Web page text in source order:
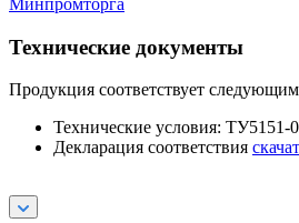
Минпромторга
Технические документы
Продукция соответствует
Технические условия: ТУ5151-
Декларация соответствия